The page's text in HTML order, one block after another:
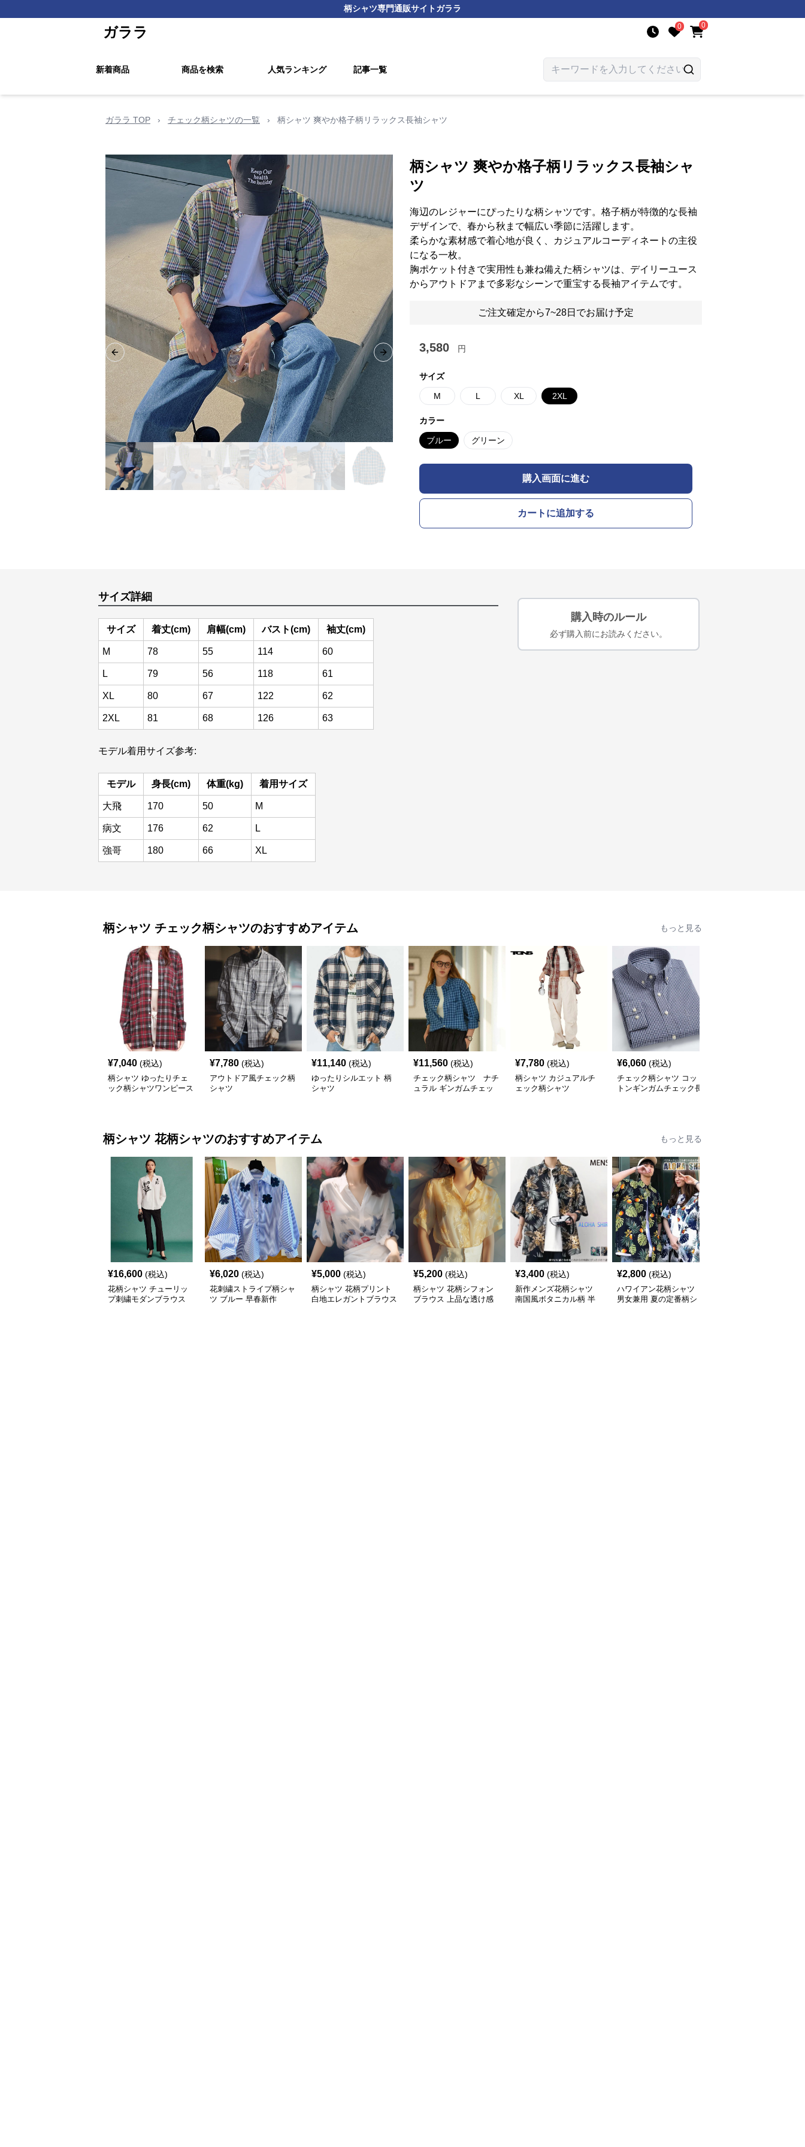
柄シャツ専門通販サイトガララ
ガララ 0 0
新着商品 商品を検索 人気ランキング 記事一覧
ガララ TOP › チェック柄シャツの一覧 › 柄シャツ 爽やか格子柄リラックス長袖シャツ
Previous slide Next slide
柄シャツ 爽やか格子柄リラックス長袖シャ
ツ
海辺のレジャーにぴったりな柄シャツです。格子柄が特徴的な長袖
デザインで、春から秋まで幅広い季節に活躍します。
柔らかな素材感で着心地が良く、カジュアルコーディネートの主役
になる一枚。
胸ポケット付きで実用性も兼ね備えた柄シャツは、デイリーユース
からアウトドアまで多彩なシーンで重宝する長袖アイテムです。
ご注文確定から7~28日でお届け予定
3,580 円
サイズ
M L XL 2XL
カラー
ブルー グリーン
購入画面に進む
カートに追加する
サイズ詳細
サイズ 着丈(cm) 肩幅(cm) バスト(cm) 袖丈(cm)
M 78 55 114 60
L 79 56 118 61
XL 80 67 122 62
2XL 81 68 126 63
モデル着用サイズ参考:
モデル 身長(cm) 体重(kg) 着用サイズ
大飛 170 50 M
病文 176 62 L
強哥 180 66 XL
購入時のルール
必ず購入前にお読みください。
柄シャツ チェック柄シャツのおすすめアイテム もっと見る
¥7,040 (税込)
柄シャツ ゆったりチェ
ック柄シャツワンピース
¥7,780 (税込)
アウトドア風チェック柄
シャツ
¥11,140 (税込)
ゆったりシルエット 柄
シャツ
¥11,560 (税込)
チェック柄シャツ ナチ
ュラル ギンガムチェッ
¥7,780 (税込)
柄シャツ カジュアルチ
ェック柄シャツ
¥6,060 (税込)
チェック柄シャツ コッ
トンギンガムチェック長
柄シャツ 花柄シャツのおすすめアイテム もっと見る
¥16,600 (税込)
花柄シャツ チューリッ
プ刺繍モダンブラウス
¥6,020 (税込)
花刺繍ストライプ柄シャ
ツ ブルー 早春新作
¥5,000 (税込)
柄シャツ 花柄プリント
白地エレガントブラウス
¥5,200 (税込)
柄シャツ 花柄シフォン
ブラウス 上品な透け感
¥3,400 (税込)
新作メンズ花柄シャツ
南国風ボタニカル柄 半
¥2,800 (税込)
ハワイアン花柄シャツ
男女兼用 夏の定番柄シ